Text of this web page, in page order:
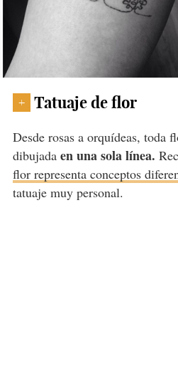
+ Tatuaje de flor
Desde rosas a orquídeas, toda
dibujadaen una sola línea.
flor representa conceptos
tatuaje muy personal.